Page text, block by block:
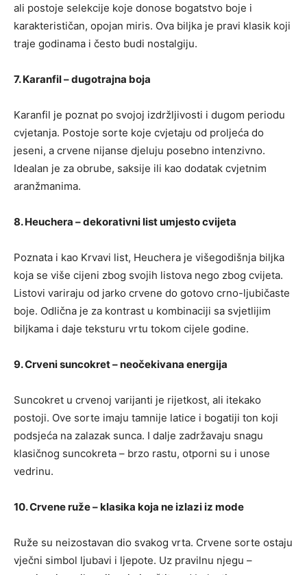
ali postoje selekcije koje donose bogatstvo boje i
karakterističan, opojan miris. Ova biljka je pravi klasik koji
traje godinama i često budi nostalgiju.
7. Karanfil – dugotrajna boja
Karanfil je poznat po svojoj izdržljivosti i dugom periodu
cvjetanja. Postoje sorte koje cvjetaju od proljeća do
jeseni, a crvene nijanse djeluju posebno intenzivno.
Idealan je za obrube, saksije ili kao dodatak cvjetnim
aranžmanima.
8. Heuchera – dekorativni list umjesto cvijeta
Poznata i kao Krvavi list, Heuchera je višegodišnja biljka
koja se više cijeni zbog svojih listova nego zbog cvijeta.
Listovi variraju od jarko crvene do gotovo crno-ljubičaste
boje. Odlična je za kontrast u kombinaciji sa svjetlijim
biljkama i daje teksturu vrtu tokom cijele godine.
9. Crveni suncokret – neočekivana energija
Suncokret u crvenoj varijanti je rijetkost, ali itekako
postoji. Ove sorte imaju tamnije latice i bogatiji ton koji
podsjeća na zalazak sunca. I dalje zadržavaju snagu
klasičnog suncokreta – brzo rastu, otporni su i unose
vedrinu.
10. Crvene ruže – klasika koja ne izlazi iz mode
Ruže su neizostavan dio svakog vrta. Crvene sorte ostaju
vječni simbol ljubavi i ljepote. Uz pravilnu njegu –